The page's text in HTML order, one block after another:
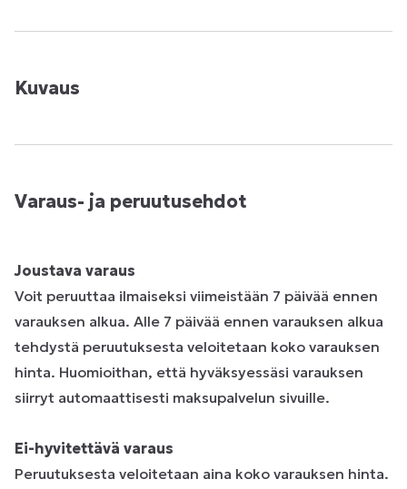
Kuvaus
Varaus- ja peruutusehdot
Joustava varaus
Voit peruuttaa ilmaiseksi viimeistään 7 päivää ennen
varauksen alkua. Alle 7 päivää ennen varauksen alkua
tehdystä peruutuksesta veloitetaan koko varauksen
hinta. Huomioithan, että hyväksyessäsi varauksen
siirryt automaattisesti maksupalvelun sivuille.
Ei-hyvitettävä varaus
Peruutuksesta veloitetaan aina koko varauksen hinta.